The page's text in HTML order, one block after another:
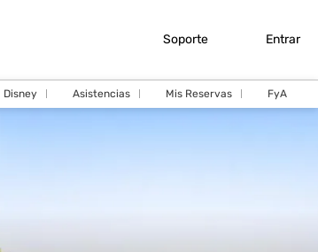
Soporte Entrar
Disney Asistencias Mis Reservas FyA